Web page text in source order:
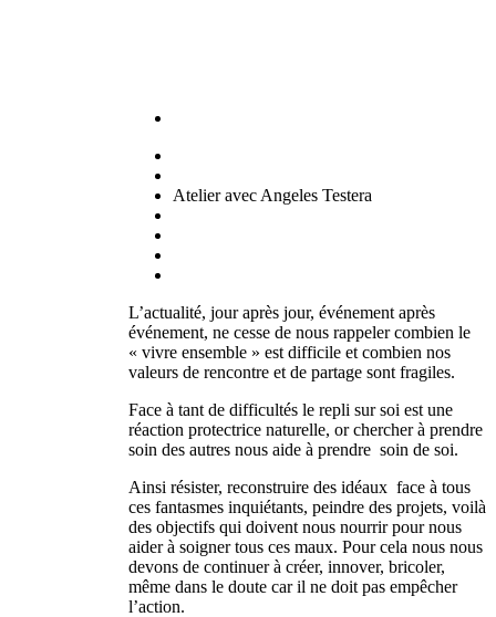
Atelier avec Angeles Testera
L’actualité, jour après jour, événement après
événement, ne cesse de nous rappeler combien le
« vivre ensemble » est difficile et combien nos
valeurs de rencontre et de partage sont fragiles.
Face à tant de difficultés le repli sur soi est une
réaction protectrice naturelle, or chercher à prendre
soin des autres nous aide à prendre soin de soi.
Ainsi résister, reconstruire des idéaux face à tous
ces fantasmes inquiétants, peindre des projets, voilà
des objectifs qui doivent nous nourrir pour nous
aider à soigner tous ces maux. Pour cela nous nous
devons de continuer à créer, innover, bricoler,
même dans le doute car il ne doit pas empêcher
l’action.